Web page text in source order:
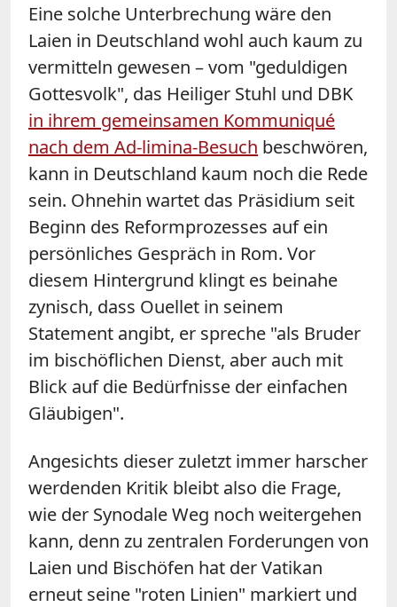
Eine solche Unterbrechung wäre den
Laien in Deutschland wohl auch kaum zu
vermitteln gewesen – vom "geduldigen
Gottesvolk", das Heiliger Stuhl und DBK
in ihrem gemeinsamen Kommuniqué
nach dem Ad-limina-Besuch beschwören,
kann in Deutschland kaum noch die Rede
sein. Ohnehin wartet das Präsidium seit
Beginn des Reformprozesses auf ein
persönliches Gespräch in Rom. Vor
diesem Hintergrund klingt es beinahe
zynisch, dass Ouellet in seinem
Statement angibt, er spreche "als Bruder
im bischöflichen Dienst, aber auch mit
Blick auf die Bedürfnisse der einfachen
Gläubigen".
Angesichts dieser zuletzt immer harscher
werdenden Kritik bleibt also die Frage,
wie der Synodale Weg noch weitergehen
kann, denn zu zentralen Forderungen von
Laien und Bischöfen hat der Vatikan
erneut seine "roten Linien" markiert und